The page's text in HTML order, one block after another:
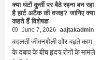
क्या घंटों कुर्सी पर बैठे रहना बन रहा
है हार्ट अटैक की वजह? जानिए क्या
कहते हैं विशेषज्ञ
June 7, 2026 aajtakadmin
बदलती जीवनशैली और बढ़ते काम
के दबाव के बीच हृदय रोगों के मामले